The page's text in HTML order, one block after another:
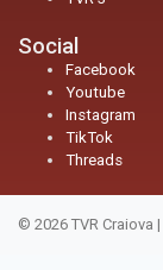
Social
Facebook
Youtube
Instagram
TikTok
Threads
© 2026 TVR Craiova |